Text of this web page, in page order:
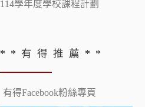
114學年度學校課程計劃
* * 有 得 推 薦 * *
有得Facebook粉絲專頁